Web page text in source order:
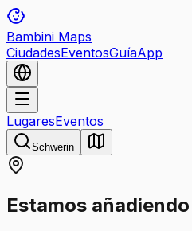
Bambini Maps
CiudadesEventosGuíaApp
LugaresEventos
Schwerin
Estamos